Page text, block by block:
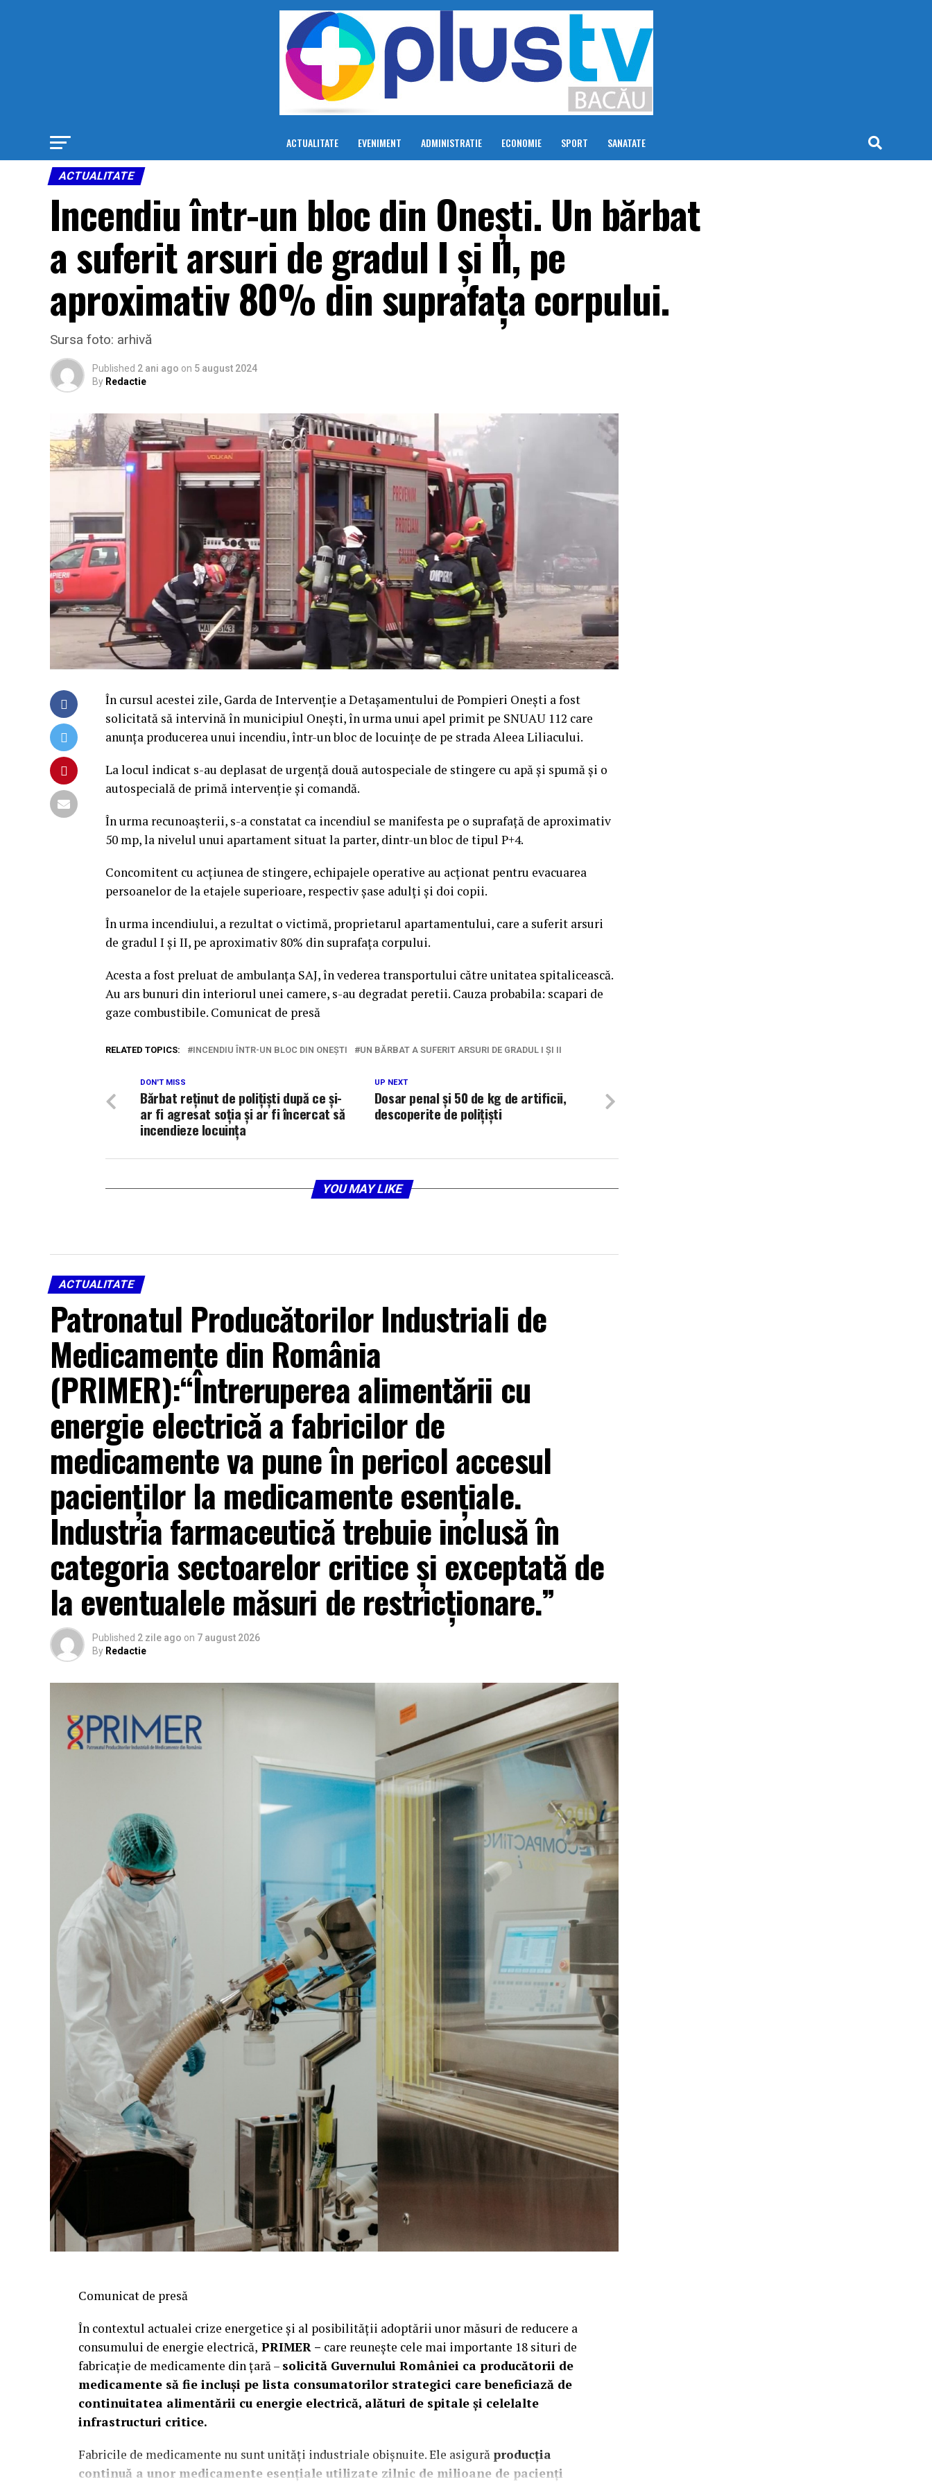
ACTUALITATE EVENIMENT ADMINISTRATIE ECONOMIE SPORT SANATATE
ACTUALITATE
Incendiu într-un bloc din Onești. Un bărbat
a suferit arsuri de gradul I și II, pe
aproximativ 80% din suprafața corpului.
Sursa foto: arhivă
Published 2 ani ago on 5 august 2024
By Redactie
În cursul acestei zile, Garda de Intervenție a Detașamentului de Pompieri Onești a fost
solicitată să intervină în municipiul Onești, în urma unui apel primit pe SNUAU 112 care
anunța producerea unui incendiu, într-un bloc de locuințe de pe strada Aleea Liliacului.
La locul indicat s-au deplasat de urgență două autospeciale de stingere cu apă și spumă și o
autospecială de primă intervenție și comandă.
În urma recunoașterii, s-a constatat ca incendiul se manifesta pe o suprafață de aproximativ
50 mp, la nivelul unui apartament situat la parter, dintr-un bloc de tipul P+4.
Concomitent cu acțiunea de stingere, echipajele operative au acționat pentru evacuarea
persoanelor de la etajele superioare, respectiv șase adulți și doi copii.
În urma incendiului, a rezultat o victimă, proprietarul apartamentului, care a suferit arsuri
de gradul I și II, pe aproximativ 80% din suprafața corpului.
Acesta a fost preluat de ambulanța SAJ, în vederea transportului către unitatea spitalicească.
Au ars bunuri din interiorul unei camere, s-au degradat peretii. Cauza probabila: scapari de
gaze combustibile. Comunicat de presă
RELATED TOPICS: INCENDIU ÎNTR-UN BLOC DIN ONEȘTI UN BĂRBAT A SUFERIT ARSURI DE GRADUL I ȘI II
UP NEXT
Dosar penal și 50 de kg de artificii,
descoperite de polițiști
DON'T MISS
Bărbat reținut de polițiști după ce și-
ar fi agresat soția și ar fi încercat să
incendieze locuința
YOU MAY LIKE
ACTUALITATE
Patronatul Producătorilor Industriali de
Medicamente din România
(PRIMER):“Întreruperea alimentării cu
energie electrică a fabricilor de
medicamente va pune în pericol accesul
pacienților la medicamente esențiale.
Industria farmaceutică trebuie inclusă în
categoria sectoarelor critice și exceptată de
la eventualele măsuri de restricționare.”
Published 2 zile ago on 7 august 2026
By Redactie
Comunicat de presă
În contextul actualei crize energetice și al posibilității adoptării unor măsuri de reducere a
consumului de energie electrică, PRIMER – care reuneşte cele mai importante 18 situri de
fabricaţie de medicamente din ţară – solicită Guvernului României ca producătorii de
medicamente să fie incluși pe lista consumatorilor strategici care beneficiază de
continuitatea alimentării cu energie electrică, alături de spitale și celelalte
infrastructuri critice.
Fabricile de medicamente nu sunt unități industriale obișnuite. Ele asigură producția
continuă a unor medicamente esențiale utilizate zilnic de milioane de pacienți